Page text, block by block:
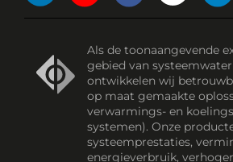
Als de toonaangevende
gebied van
ontwikkelen wij
op maat gemaakte
verwarmings- en
systemen). Onze
systeemprestaties,
energieverbruik,